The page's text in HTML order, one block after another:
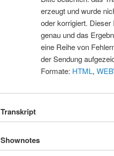
erzeugt und wurde
oder korrigiert.
genau und das
eine Reihe von
der Sendung
Formate: HTML,
Transkript
Shownotes